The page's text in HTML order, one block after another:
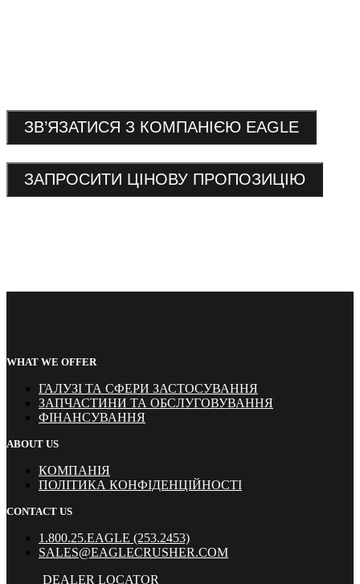
ЗВ’ЯЗАТИСЯ З КОМПАНІЄЮ EAGLE
ЗАПРОСИТИ ЦІНОВУ ПРОПОЗИЦІЮ
WHAT WE OFFER
ГАЛУЗІ ТА СФЕРИ ЗАСТОСУВАННЯ
ЗАПЧАСТИНИ ТА ОБСЛУГОВУВАННЯ
ФІНАНСУВАННЯ
ABOUT US
КОМПАНІЯ
ПОЛІТИКА КОНФІДЕНЦІЙНОСТІ
CONTACT US
1.800.25.EAGLE (253.2453)
SALES@EAGLECRUSHER.COM
DEALER LOCATOR